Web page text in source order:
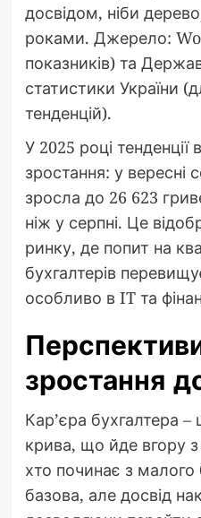
досвідом, ніби
роками. Джерело:
показників) та
статистики України
тенденцій).
У 2025 році тенденції
зростання: у вересні
зросла до 26 623
ніж у серпні. Це
ринку, де попит на
бухгалтерів
особливо в IT та
зростання
Кар’єра бухгалтера –
крива, що йде вгору
хто починає з малого
базова, але досвід